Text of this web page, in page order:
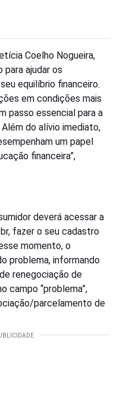
Coelho Nogueira,
ajudar os
equilíbrio financeiro.
em condições mais
passo essencial para a
do alívio imediato,
um papel
financeira”,
deverá acessar a
fazer o seu cadastro
momento, o
problema, informando
renegociação de
campo “problema”,
parcelamento de